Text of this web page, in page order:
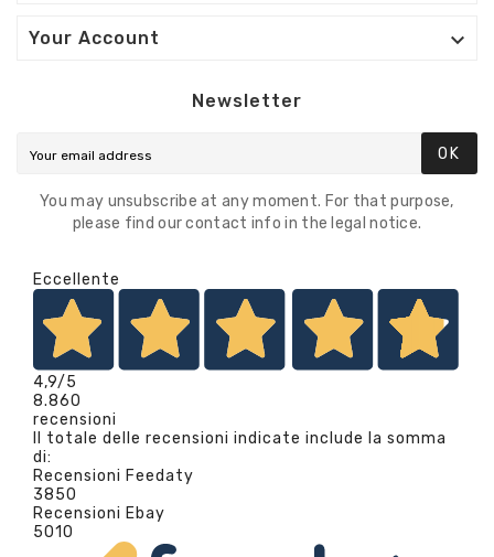
Your Account 
Newsletter
OK
You may unsubscribe at any moment. For that purpose,
please find our contact info in the legal notice.
Eccellente
4,9/5
8.860
recensioni
Il totale delle recensioni indicate include la somma
di:
Recensioni Feedaty
3850
Recensioni Ebay
5010